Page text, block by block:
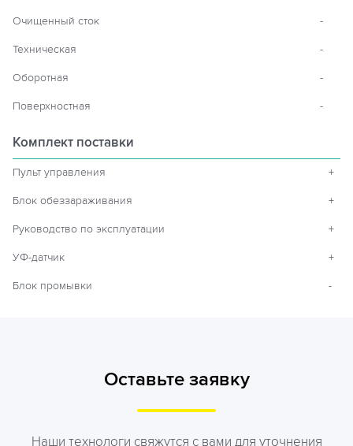
Очищенный сток -
Техническая -
Оборотная -
Поверхностная -
Комплект поставки
Пульт управления +
Блок обеззараживания +
Руководство по эксплуатации +
УФ-датчик +
Блок промывки -
Оставьте заявку
Наши технологи свяжутся с вами для уточнения